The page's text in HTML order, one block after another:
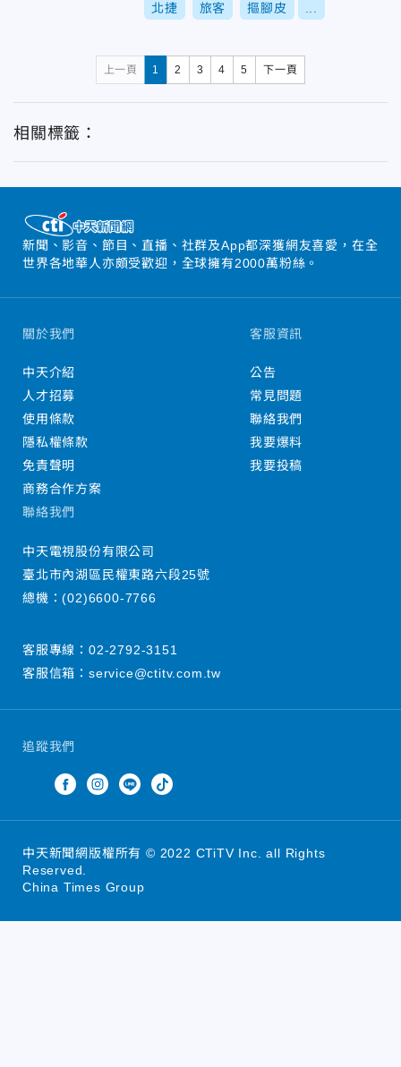
北捷 旅客 摳腳皮
上一頁 1 2 3 4 5 下一頁
相關標籤：
新聞、影音、節目、直播、社群及App都深獲網友喜愛，在全
世界各地華人亦頗受歡迎，全球擁有2000萬粉絲。
追蹤我們
關於我們
中天介紹
人才招募
使用條款
隱私權條款
免責聲明
商務合作方案
客服資訊
公告
常見問題
聯絡我們
我要爆料
我要投稿
聯絡我們
中天電視股份有限公司
臺北市內湖區民權東路六段25號
總機：(02)6600-7766
客服專線： 02-2792-3151
客服信箱： service@ctitv.com.tw
中天新聞網版權所有 © 2022 CTiTV Inc. all Rights
Reserved.
China Times Group